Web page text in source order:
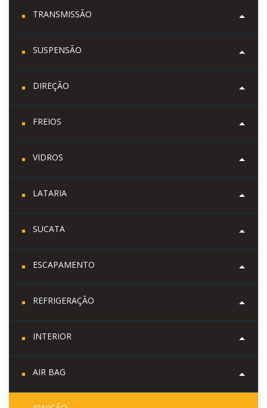
TRANSMISSÃO
SUSPENSÃO
DIREÇÃO
FREIOS
VIDROS
LATARIA
SUCATA
ESCAPAMENTO
REFRIGERAÇÃO
INTERIOR
AIR BAG